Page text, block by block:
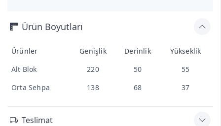
Ürün Boyutları
Ürünler Genişlik Derinlik
Yükseklik
Alt Blok
220 50
55
Orta Sehpa
138 68 37
Teslimat